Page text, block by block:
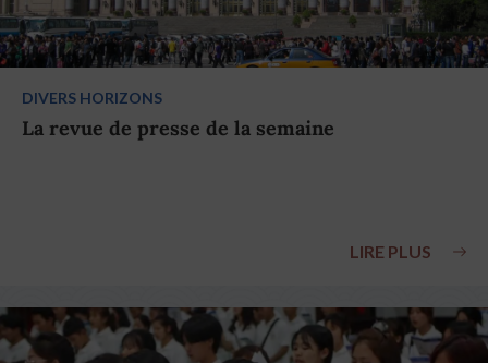
DIVERS HORIZONS
La revue de presse de la semaine
LIRE PLUS